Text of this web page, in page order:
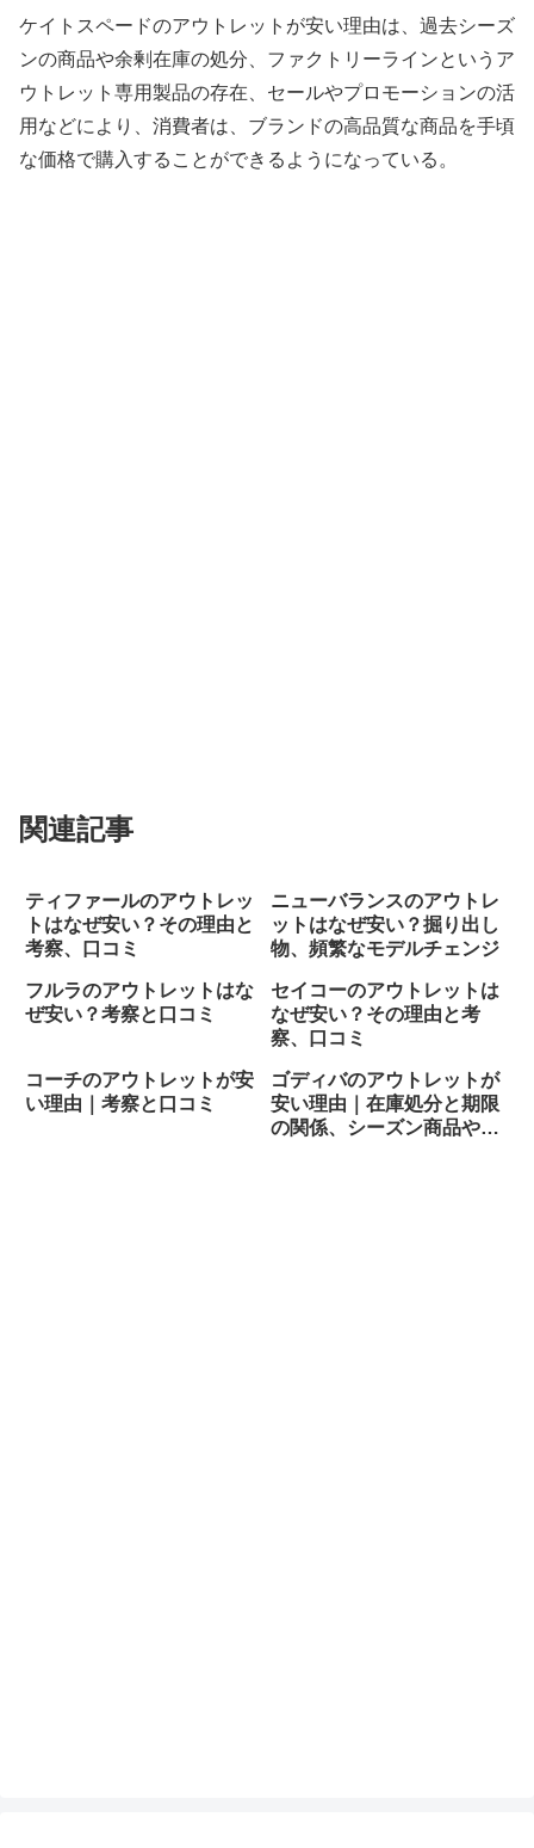
ケイトスペードのアウトレットが安い理由は、過去シーズ
ンの商品や余剰在庫の処分、ファクトリーラインというア
ウトレット専用製品の存在、セールやプロモーションの活
用などにより、消費者は、ブランドの高品質な商品を手頃
な価格で購入することができるようになっている。
関連記事
ティファールのアウトレッ
トはなぜ安い？その理由と
考察、口コミ
ニューバランスのアウトレ
ットはなぜ安い？掘り出し
物、頻繁なモデルチェンジ
フルラのアウトレットはな
ぜ安い？考察と口コミ
セイコーのアウトレットは
なぜ安い？その理由と考
察、口コミ
コーチのアウトレットが安
い理由｜考察と口コミ
ゴディバのアウトレットが
安い理由｜在庫処分と期限
の関係、シーズン商品やパ